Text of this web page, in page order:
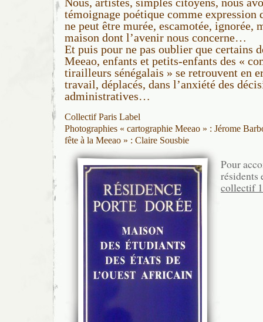
Nous, artistes, simples citoyens, nous
témoignage poétique comme expression
ne peut être murée, escamotée, ignorée,
maison dont l’avenir nous concerne…
Et puis pour ne pas oublier que certains
Meeao, enfants et petits-enfants des «
tirailleurs sénégalais » se retrouvent en
travail, déplacés, dans l’anxiété des
administratives…
Collectif Paris Label
Photographies « cartographie Meeao » : Jérome
fête à la Meeao » : Claire Sousbie
Pour
résidents
collectif